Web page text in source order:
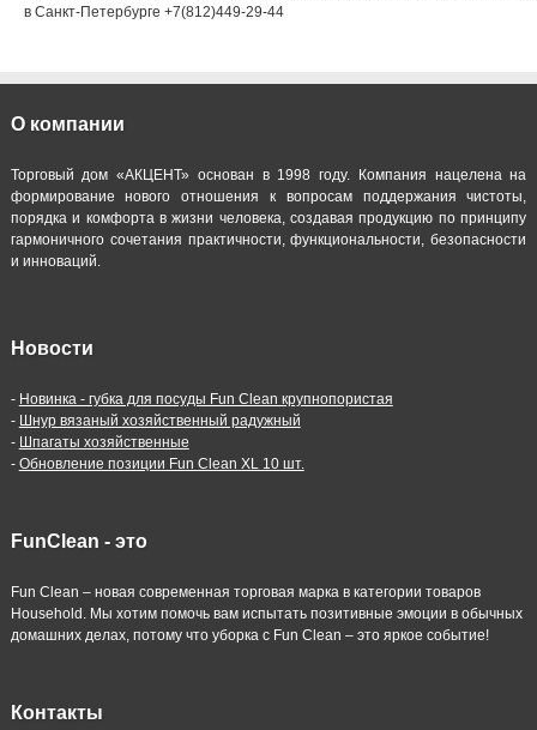
в Санкт-Петербурге +7(812)449-29-44
О компании
Торговый дом «АКЦЕНТ» основан в 1998 году. Компания нацелена на
формирование нового отношения к вопросам поддержания чистоты,
порядка и комфорта в жизни человека, создавая продукцию по принципу
гармоничного сочетания практичности, функциональности, безопасности
и инноваций.
Новости
- Новинка - губка для посуды Fun Clean крупнопористая
- Шнур вязаный хозяйственный радужный
- Шпагаты хозяйственные
- Обновление позиции Fun Clean XL 10 шт.
FunClean - это
Fun Clean – новая современная торговая марка в категории товаров
Household. Мы хотим помочь вам испытать позитивные эмоции в обычных
домашних делах, потому что уборка с Fun Clean – это яркое событие!
Контакты